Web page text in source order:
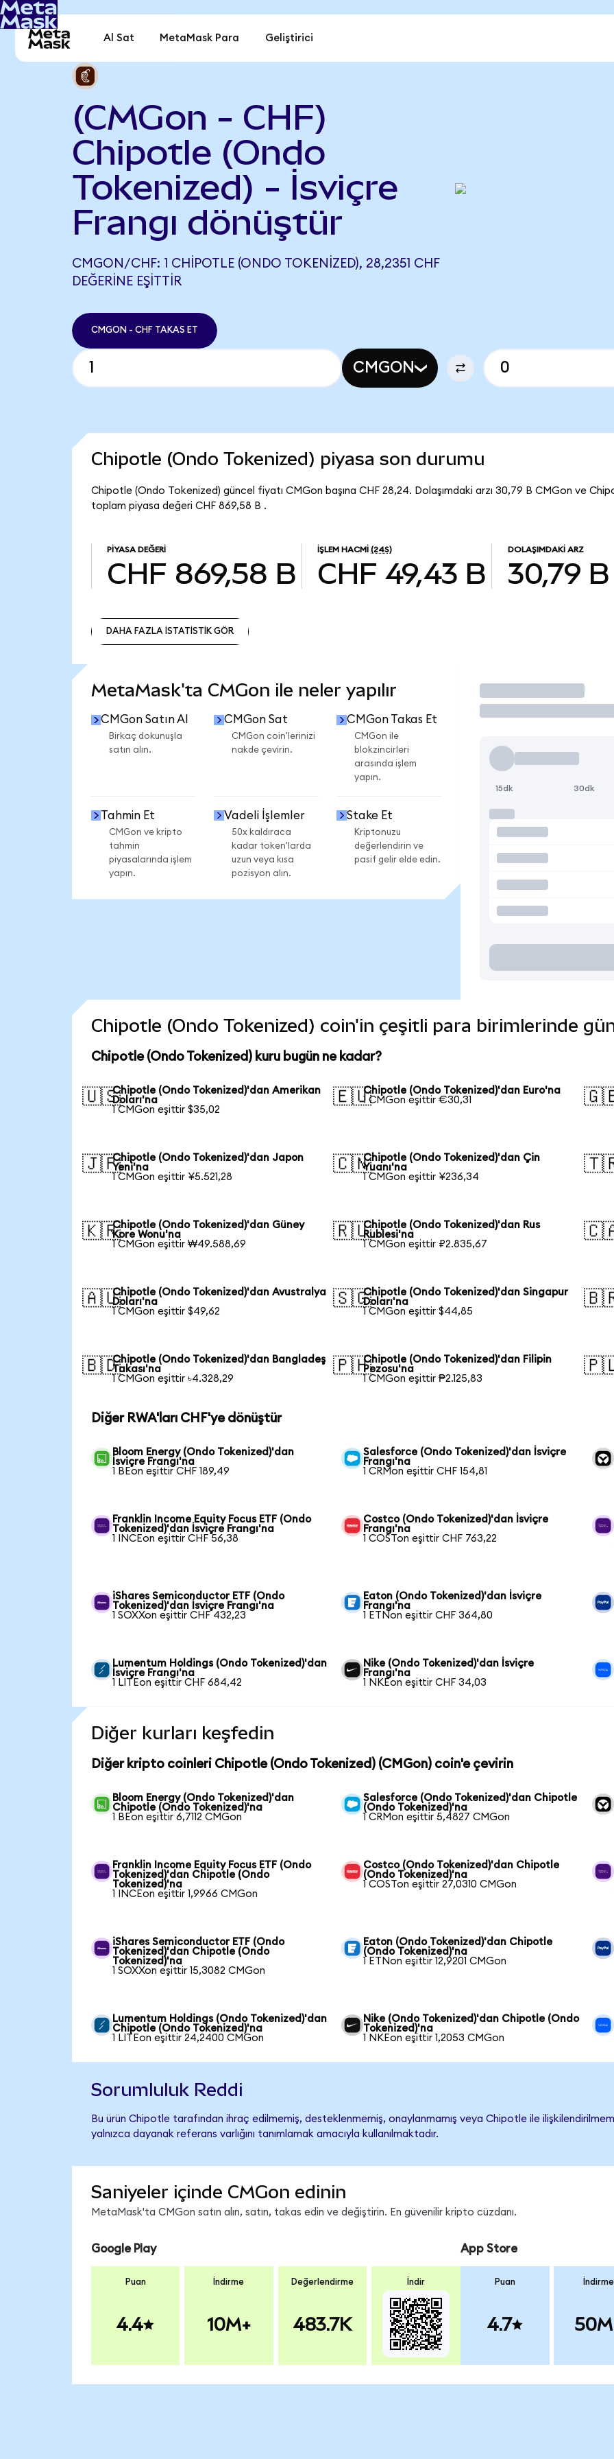
Al Sat MetaMask Para Geliştirici
(CMGon - CHF)
Chipotle (Ondo
Tokenized) - İsviçre
Frangı dönüştür
CMGON/CHF: 1 CHIPOTLE (ONDO TOKENIZED), 28,2351 CHF
DEĞERINE EŞITTIR
CMGON - CHF TAKAS ET
CMGON
Chipotle (Ondo Tokenized) piyasa son durumu
Chipotle (Ondo Tokenized) güncel fiyatı CMGon başına CHF 28,24. Dolaşımdaki arzı 30,79 B CMGon ve
toplam piyasa değeri CHF 869,58 B .
PIYASA DEĞERI
CHF 869,58 B
İŞLEM HACMI (24S)
CHF 49,43 B
DOLAŞIMDAKI ARZ
30,79 B
DAHA FAZLA İSTATİSTİK GÖR
MetaMask'ta CMGon ile neler yapılır
CMGon Satın Al
Birkaç dokunuşla
satın alın.
CMGon Sat
CMGon coin'lerinizi
nakde çevirin.
CMGon Takas Et
CMGon ile
blokzincirleri
arasında işlem
yapın.
Tahmin Et
CMGon ve kripto
tahmin
piyasalarında işlem
yapın.
Vadeli İşlemler
50x kaldıraca
kadar token'larda
uzun veya kısa
pozisyon alın.
Stake Et
Kriptonuzu
değerlendirin ve
pasif gelir elde edin.
İşlem Yap
15dk 30dk
Chipotle (Ondo Tokenized) coin'in çeşitli para birimlerinde
Chipotle (Ondo Tokenized) kuru bugün ne kadar?
🇺🇸Chipotle (Ondo Tokenized)'dan Amerikan
Doları'na
1 CMGon eşittir $35,02
🇪🇺Chipotle (Ondo Tokenized)'dan Euro'na
1 CMGon eşittir €30,31
🇯🇵Chipotle (Ondo Tokenized)'dan Japon
Yeni'na
1 CMGon eşittir ¥5.521,28
🇨🇳Chipotle (Ondo Tokenized)'dan Çin
Yuanı'na
1 CMGon eşittir ¥236,34
🇰🇷Chipotle (Ondo Tokenized)'dan Güney
Kore Wonu'na
1 CMGon eşittir ₩49.588,69
🇷🇺Chipotle (Ondo Tokenized)'dan Rus
Rublesi'na
1 CMGon eşittir ₽2.835,67
🇦🇺Chipotle (Ondo Tokenized)'dan Avustralya
Doları'na
1 CMGon eşittir $49,62
🇸🇬Chipotle (Ondo Tokenized)'dan Singapur
Doları'na
1 CMGon eşittir $44,85
🇧🇩Chipotle (Ondo Tokenized)'dan Bangladeş
Takası'na
1 CMGon eşittir ৳4.328,29
🇵🇭Chipotle (Ondo Tokenized)'dan Filipin
Pezosu'na
1 CMGon eşittir ₱2.125,83
Diğer RWA'ları CHF'ye dönüştür
Bloom Energy (Ondo Tokenized)'dan
İsviçre Frangı'na
1 BEon eşittir CHF 189,49
Salesforce (Ondo Tokenized)'dan İsviçre
Frangı'na
1 CRMon eşittir CHF 154,81
Franklin Income Equity Focus ETF (Ondo
Tokenized)'dan İsviçre Frangı'na
1 INCEon eşittir CHF 56,38
Costco (Ondo Tokenized)'dan İsviçre
Frangı'na
1 COSTon eşittir CHF 763,22
iShares Semiconductor ETF (Ondo
Tokenized)'dan İsviçre Frangı'na
1 SOXXon eşittir CHF 432,23
Eaton (Ondo Tokenized)'dan İsviçre
Frangı'na
1 ETNon eşittir CHF 364,80
Lumentum Holdings (Ondo Tokenized)'dan
İsviçre Frangı'na
1 LITEon eşittir CHF 684,42
Nike (Ondo Tokenized)'dan İsviçre
Frangı'na
1 NKEon eşittir CHF 34,03
Diğer kurları keşfedin
Diğer kripto coinleri Chipotle (Ondo Tokenized) (CMGon) coin'e çevirin
Bloom Energy (Ondo Tokenized)'dan
Chipotle (Ondo Tokenized)'na
1 BEon eşittir 6,7112 CMGon
Salesforce (Ondo Tokenized)'dan Chipotle
(Ondo Tokenized)'na
1 CRMon eşittir 5,4827 CMGon
Franklin Income Equity Focus ETF (Ondo
Tokenized)'dan Chipotle (Ondo
Tokenized)'na
1 INCEon eşittir 1,9966 CMGon
Costco (Ondo Tokenized)'dan Chipotle
(Ondo Tokenized)'na
1 COSTon eşittir 27,0310 CMGon
iShares Semiconductor ETF (Ondo
Tokenized)'dan Chipotle (Ondo
Tokenized)'na
1 SOXXon eşittir 15,3082 CMGon
Eaton (Ondo Tokenized)'dan Chipotle
(Ondo Tokenized)'na
1 ETNon eşittir 12,9201 CMGon
Lumentum Holdings (Ondo Tokenized)'dan
Chipotle (Ondo Tokenized)'na
1 LITEon eşittir 24,2400 CMGon
Nike (Ondo Tokenized)'dan Chipotle (Ondo
Tokenized)'na
1 NKEon eşittir 1,2053 CMGon
Sorumluluk Reddi
Bu ürün Chipotle tarafından ihraç edilmemiş, desteklenmemiş, onaylanmamış veya Chipotle ile
yalnızca dayanak referans varlığını tanımlamak amacıyla kullanılmaktadır.
Saniyeler içinde CMGon edinin
MetaMask'ta CMGon satın alın, satın, takas edin ve değiştirin. En güvenilir kripto cüzdanı.
Google Play
Puan
4.4
İndirme
10M+
Değerlendirme
483.7K
İndir
App Store
Puan
4.7
İndirme